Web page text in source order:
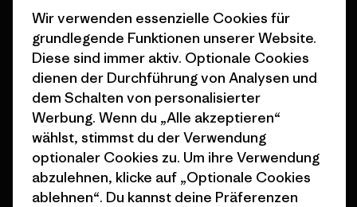
1% For The Planet
Wie wir finanzieren
Geschenkgutscheine
Stores in deiner Nähe
Industry program
Affiliate-Programm
Patagonia Schweiz
Seitenverzeichnis
Wir verwenden essenzielle Cookies für
grundlegende Funktionen unserer Website.
Diese sind immer aktiv. Optionale Cookies
dienen der Durchführung von Analysen und
dem Schalten von personalisierter
Werbung. Wenn du „Alle akzeptieren“
wählst, stimmst du der Verwendung
optionaler Cookies zu. Um ihre Verwendung
abzulehnen, klicke auf „Optionale Cookies
ablehnen“. Du kannst deine Präferenzen